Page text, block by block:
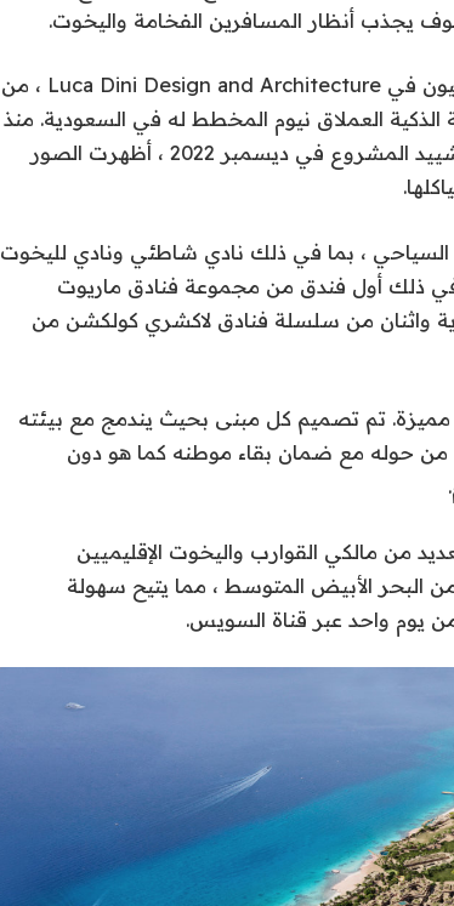
يجذب أنظار المسافرين الفخامة واليخوت.
الجزيرة ، التي صممها مهندسون معماريون عالميون في Luca Dini Design and Architecture ، من
العملاق نيوم المخطط له في السعودية. منذ
أن أعلن ولي العهد الأمير محمد بن سلمان عن تشييد المشروع في ديسمبر 2022 ، أظهرت الصور
، بما في ذلك نادي شاطئي ونادي لليخوت
ذلك أول فندق من مجموعة فنادق ماريوت
واثنان من سلسلة فنادق لاكشري كولكشن من
تم تصميم كل مبنى بحيث يندمج مع بيئته
من حوله مع ضمان بقاء موطنه كما هو دون
من مالكي القوارب واليخوت الإقليميين
البحر الأبيض المتوسط ​​، مما يتيح سهولة
يوم واحد عبر قناة السويس.